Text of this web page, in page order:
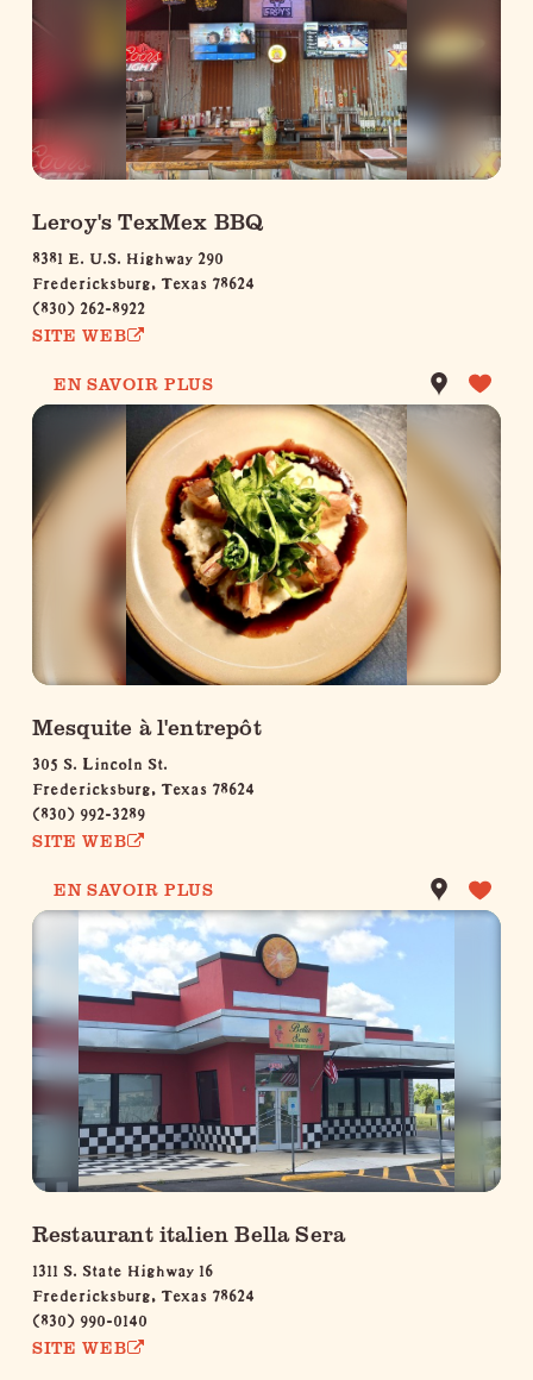
Leroy's TexMex BBQ
8381 E. U.S. Highway 290
Fredericksburg, Texas 78624
(830) 262-8922
SITE WEB
EN SAVOIR PLUS
Mesquite à l'entrepôt
305 S. Lincoln St.
Fredericksburg, Texas 78624
(830) 992-3289
SITE WEB
EN SAVOIR PLUS
Restaurant italien Bella Sera
1311 S. State Highway 16
Fredericksburg, Texas 78624
(830) 990-0140
SITE WEB